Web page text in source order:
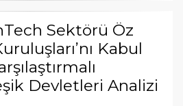
Sektörü Öz
Kabul
Devletleri Analizi